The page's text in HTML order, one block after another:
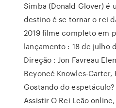
Simba (Donald Glover) é
destino é se tornar o rei
2019 filme completo em
lançamento : 18 de julho
Direção : Jon Favreau
Beyoncé Knowles-Carter,
Gostando do
Assistir O Rei Leão